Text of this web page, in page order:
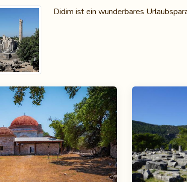
Didim ist ein wunderbares